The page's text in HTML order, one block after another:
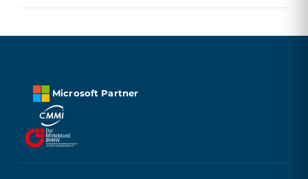
Microsoft Partner